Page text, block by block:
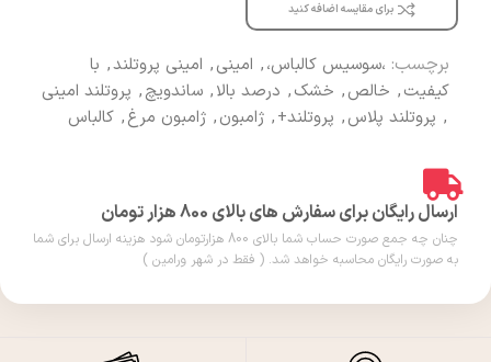
برای مقایسه اضافه کنید
برچسب: ،سوسیس کالباس،, امینی, امینی پروتلند, با
کیفیت, خالص, خشک, درصد بالا, ساندویچ, پروتلند امینی
, پروتلند پلاس, پروتلند+, ژامبون, ژامبون مرغ, کالباس
ارسال رایگان برای سفارش های بالای 800 هزار تومان
چنان چه جمع صورت حساب شما بالای 800 هزارتومان شود هزینه ارسال برای شما
به صورت رایگان محاسبه خواهد شد. ( فقط در شهر ورامین )